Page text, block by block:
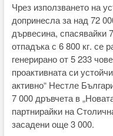
Чрез използването на
допринесла за над 72
дървесина, спасявайки
отпадъка с 6 800 кг. се
генерирано от 5 233
проактивната си
активно“ Нестле
7 000 дръвчета в
партнирайки на
засадени още 3 000.